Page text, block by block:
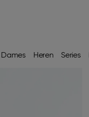
Dames Heren Series